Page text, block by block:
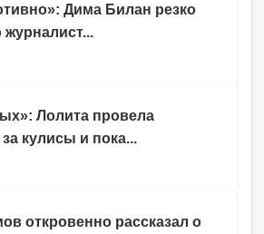
откровенно рассказал о
Дима Билан резко
журналист...
Лолита провела
кулисы и пока...